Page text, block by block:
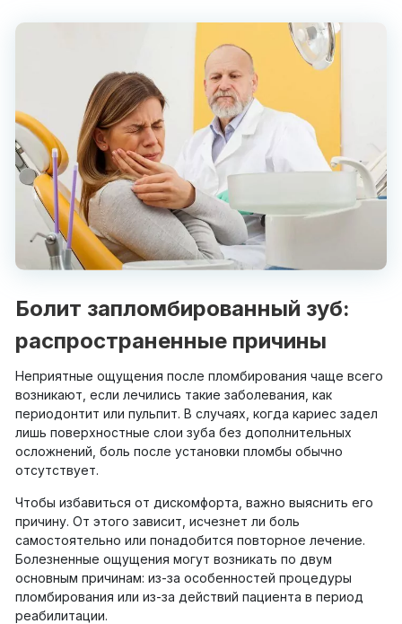
Болит запломбированный зуб:
распространенные причины
Неприятные ощущения после пломбирования чаще всего
возникают, если лечились такие заболевания, как
периодонтит или пульпит. В случаях, когда кариес задел
лишь поверхностные слои зуба без дополнительных
осложнений, боль после установки пломбы обычно
отсутствует.
Чтобы избавиться от дискомфорта, важно выяснить его
причину. От этого зависит, исчезнет ли боль
самостоятельно или понадобится повторное лечение.
Болезненные ощущения могут возникать по двум
основным причинам: из-за особенностей процедуры
пломбирования или из-за действий пациента в период
реабилитации.